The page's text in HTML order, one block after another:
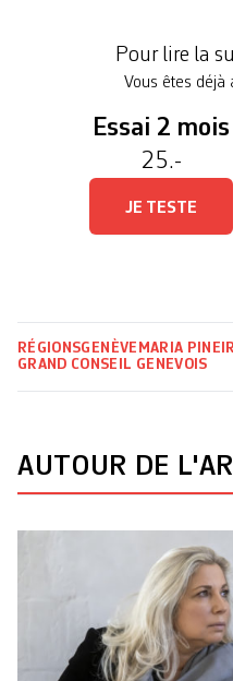
AVS/AI au bénéfice […]
Pour lire la
Vous êtes déjà
Essai 2 mois
25.-
JE TESTE
RÉGIONSGENÈVE MARIA
GRAND CONSEIL GENEVOIS
AUTOUR DE